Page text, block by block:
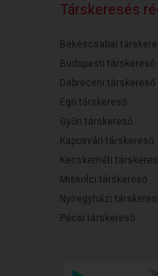
Társkeresés
Békéscsabai
Budapesti társkereső
Debreceni társkereső
Egri társkereső
Győri társkereső
Kaposvári társkereső
Kecskeméti
Miskolci társkereső
Nyíregyházi
Pécsi társkereső